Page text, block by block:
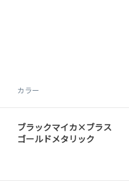
カラー
ブラックマイカ×ブラス
ゴールドメタリック